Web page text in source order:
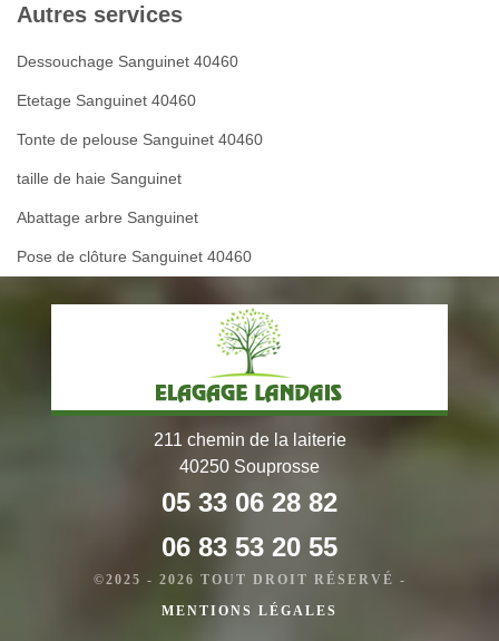
Autres services
Dessouchage Sanguinet 40460
Etetage Sanguinet 40460
Tonte de pelouse Sanguinet 40460
taille de haie Sanguinet
Abattage arbre Sanguinet
Pose de clôture Sanguinet 40460
211 chemin de la laiterie
40250 Souprosse
05 33 06 28 82
06 83 53 20 55
©2025 - 2026 TOUT DROIT RÉSERVÉ -
MENTIONS LÉGALES